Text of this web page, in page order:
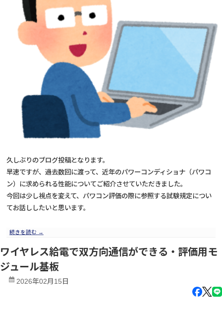
久しぶりのブログ投稿となります。
早速ですが、過去数回に渡って、近年のパワーコンディショナ（パワコ
ン）に求められる性能についてご紹介させていただきました。
今回は少し視点を変えて、パワコン評価の際に参照する試験規定につい
てお話ししたいと思います。
続きを読む →
ワイヤレス給電で双方向通信ができる・評価用モ
ジュール基板
2026年02月15日